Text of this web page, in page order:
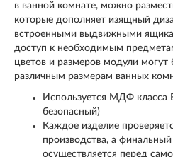
в ванной комнате, можно
которые дополняет изящный
встроенными выдвижными
доступ к необходимым
цветов и размеров модули
различным размерам ванных
Используется МДФ класса
безопасный)
Каждое изделие
производства, а финальный
осуществляется перед